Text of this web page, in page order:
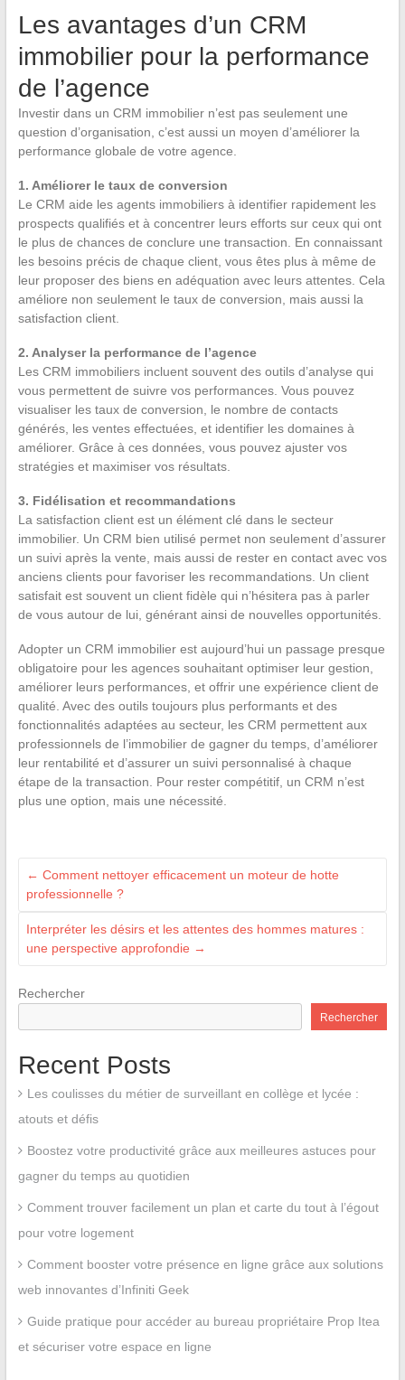
Les avantages d’un CRM
immobilier pour la performance
de l’agence
Investir dans un CRM immobilier n’est pas seulement une
question d’organisation, c’est aussi un moyen d’améliorer la
performance globale de votre agence.
1. Améliorer le taux de conversion
Le CRM aide les agents immobiliers à identifier rapidement les
prospects qualifiés et à concentrer leurs efforts sur ceux qui ont
le plus de chances de conclure une transaction. En connaissant
les besoins précis de chaque client, vous êtes plus à même de
leur proposer des biens en adéquation avec leurs attentes. Cela
améliore non seulement le taux de conversion, mais aussi la
satisfaction client.
2. Analyser la performance de l’agence
Les CRM immobiliers incluent souvent des outils d’analyse qui
vous permettent de suivre vos performances. Vous pouvez
visualiser les taux de conversion, le nombre de contacts
générés, les ventes effectuées, et identifier les domaines à
améliorer. Grâce à ces données, vous pouvez ajuster vos
stratégies et maximiser vos résultats.
3. Fidélisation et recommandations
La satisfaction client est un élément clé dans le secteur
immobilier. Un CRM bien utilisé permet non seulement d’assurer
un suivi après la vente, mais aussi de rester en contact avec vos
anciens clients pour favoriser les recommandations. Un client
satisfait est souvent un client fidèle qui n’hésitera pas à parler
de vous autour de lui, générant ainsi de nouvelles opportunités.
Adopter un CRM immobilier est aujourd’hui un passage presque
obligatoire pour les agences souhaitant optimiser leur gestion,
améliorer leurs performances, et offrir une expérience client de
qualité. Avec des outils toujours plus performants et des
fonctionnalités adaptées au secteur, les CRM permettent aux
professionnels de l’immobilier de gagner du temps, d’améliorer
leur rentabilité et d’assurer un suivi personnalisé à chaque
étape de la transaction. Pour rester compétitif, un CRM n’est
plus une option, mais une nécessité.
← Comment nettoyer efficacement un moteur de hotte
professionnelle ?
Interpréter les désirs et les attentes des hommes matures :
une perspective approfondie →
Rechercher
Rechercher
Recent Posts
Les coulisses du métier de surveillant en collège et lycée :
atouts et défis
Boostez votre productivité grâce aux meilleures astuces pour
gagner du temps au quotidien
Comment trouver facilement un plan et carte du tout à l’égout
pour votre logement
Comment booster votre présence en ligne grâce aux solutions
web innovantes d’Infiniti Geek
Guide pratique pour accéder au bureau propriétaire Prop Itea
et sécuriser votre espace en ligne